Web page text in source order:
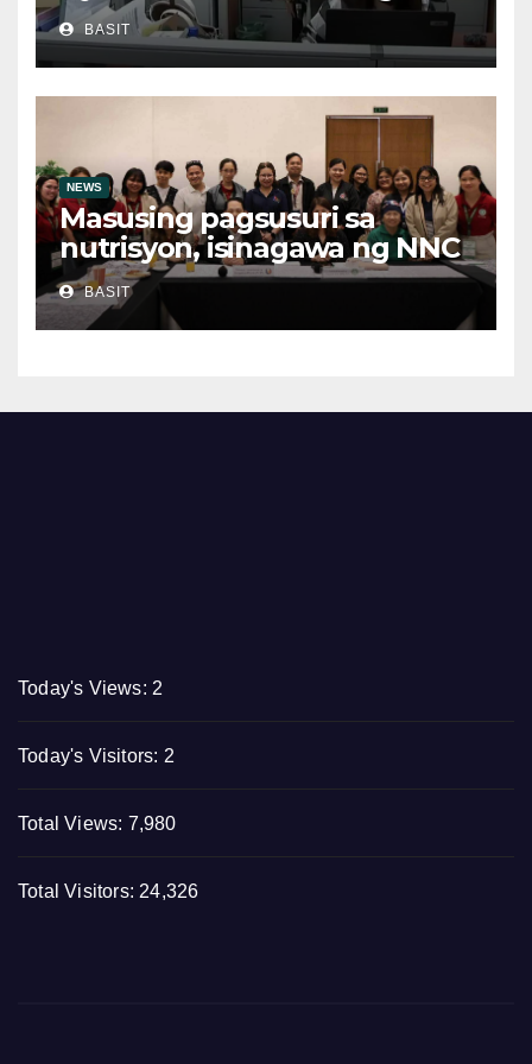
obrero, bawal sa ley asin
ilegal suboot
BASIT
NEWS
Masusing pagsusuri sa
nutrisyon, isinagawa ng NNC
CALABARZON
BASIT
Today's Views: 2
Today's Visitors: 2
Total Views: 7,980
Total Visitors: 24,326